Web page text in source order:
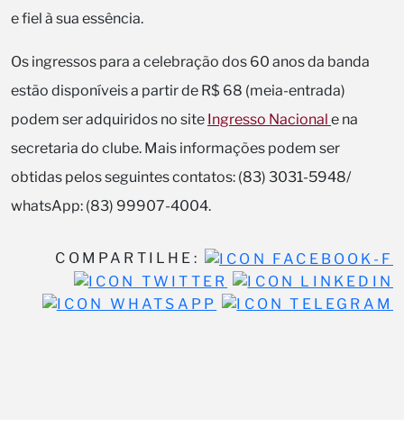
e fiel à sua essência.
Os ingressos para a celebração dos 60 anos da banda
estão disponíveis a partir de R$ 68 (meia-entrada)
podem ser adquiridos no site Ingresso Nacional e na
secretaria do clube. Mais informações podem ser
obtidas pelos seguintes contatos: (83) 3031-5948/
whatsApp: (83) 99907-4004.
COMPARTILHE: